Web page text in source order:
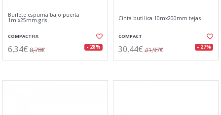
Burlete espuma bajo puerta
1m.x25mm.gris
COMPACTFIX
6,34€ 8,78€ - 28%
Cinta butilica 10mx200mm tejas
COMPACT
30,44€ 41,97€ - 27%